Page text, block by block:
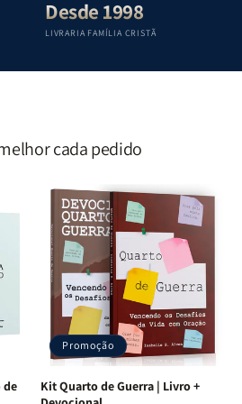
Desde 1998
LIVRARIA FAMÍLIA CRISTÃ
cada pedido
de
Promoção
Kit Quarto de Guerra | Livro +